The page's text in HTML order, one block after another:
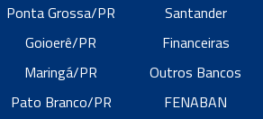
Ponta Grossa/PR
Goioerê/PR
Maringá/PR
Pato Branco/PR
Santander
Financeiras
Outros Bancos
FENABAN